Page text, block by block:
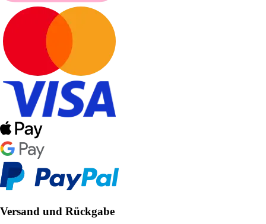
Versand und Rückgabe